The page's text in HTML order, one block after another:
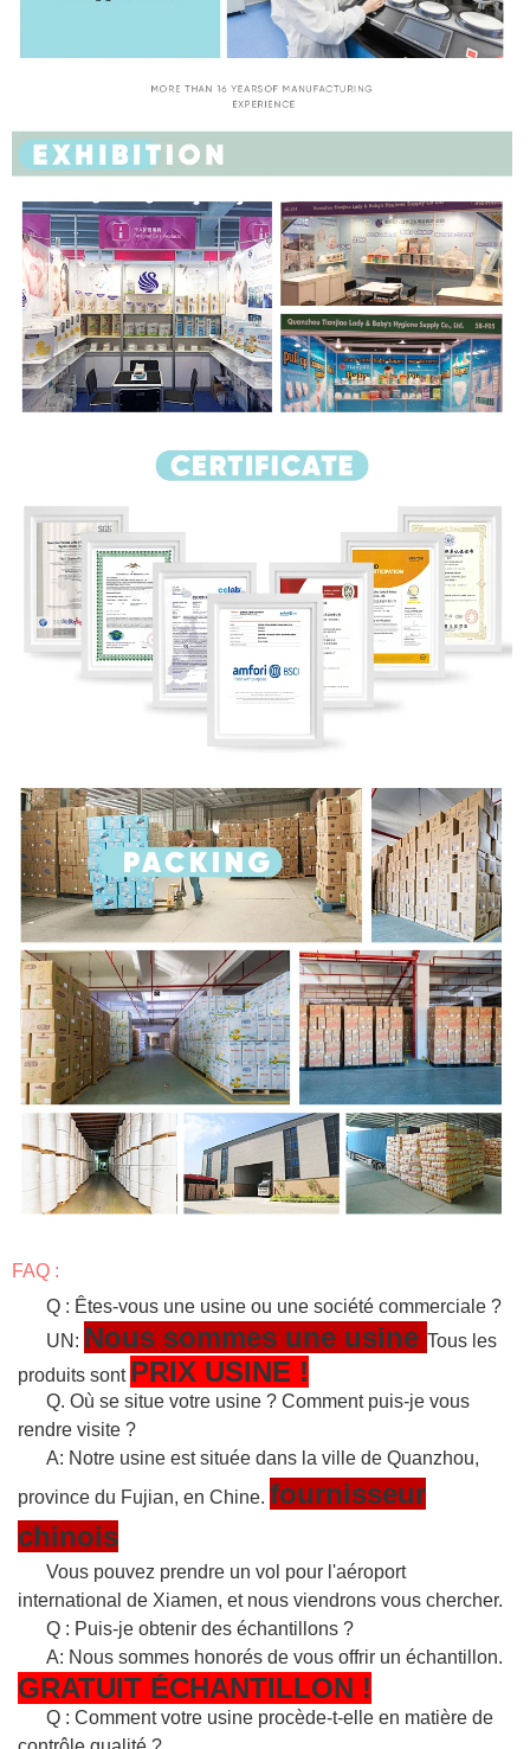
FAQ :
Q : Êtes-vous une usine ou une société commerciale ?
UN: Nous sommes une usine Tous les
produits sont PRIX USINE !
Q. Où se situe votre usine ? Comment puis-je vous
rendre visite ?
A: Notre usine est située dans la ville de Quanzhou,
province du Fujian, en Chine. fournisseur
chinois
Vous pouvez prendre un vol pour l'aéroport
international de Xiamen, et nous viendrons vous chercher.
Q : Puis-je obtenir des échantillons ?
A: Nous sommes honorés de vous offrir un échantillon.
GRATUIT ÉCHANTILLON !
Q : Comment votre usine procède-t-elle en matière de